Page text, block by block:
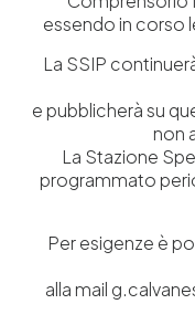
Salva il mio nome,
prossima volta che
Post Comment
essendo in corso
La SSIP
e pubblicherà su
non
La Stazione
programmato
Per esigenze è
alla mail